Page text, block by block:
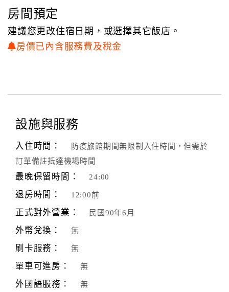
地
圖
顧
顧
客
滿
度
單
管
員
房間預定
建議您更改住宿日期，或選擇其它飯店。
房價已內含服務費及稅金
設施與服務
入住時間：
防疫旅館期間無限制入住時間，但需於
訂單備註抵達機場時間
最晚保留時間： 24:00
退房時間： 12:00前
正式對外營業： 民國90年6月
外幣兌換： 無
刷卡服務： 無
單車可進房： 無
外國語服務： 無